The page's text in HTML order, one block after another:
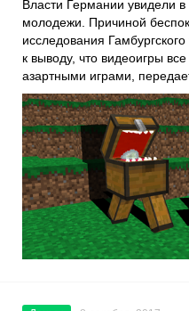
Власти Германии увидели в
молодежи. Причиной
исследования
к выводу, что видеоигры
азартными играми,